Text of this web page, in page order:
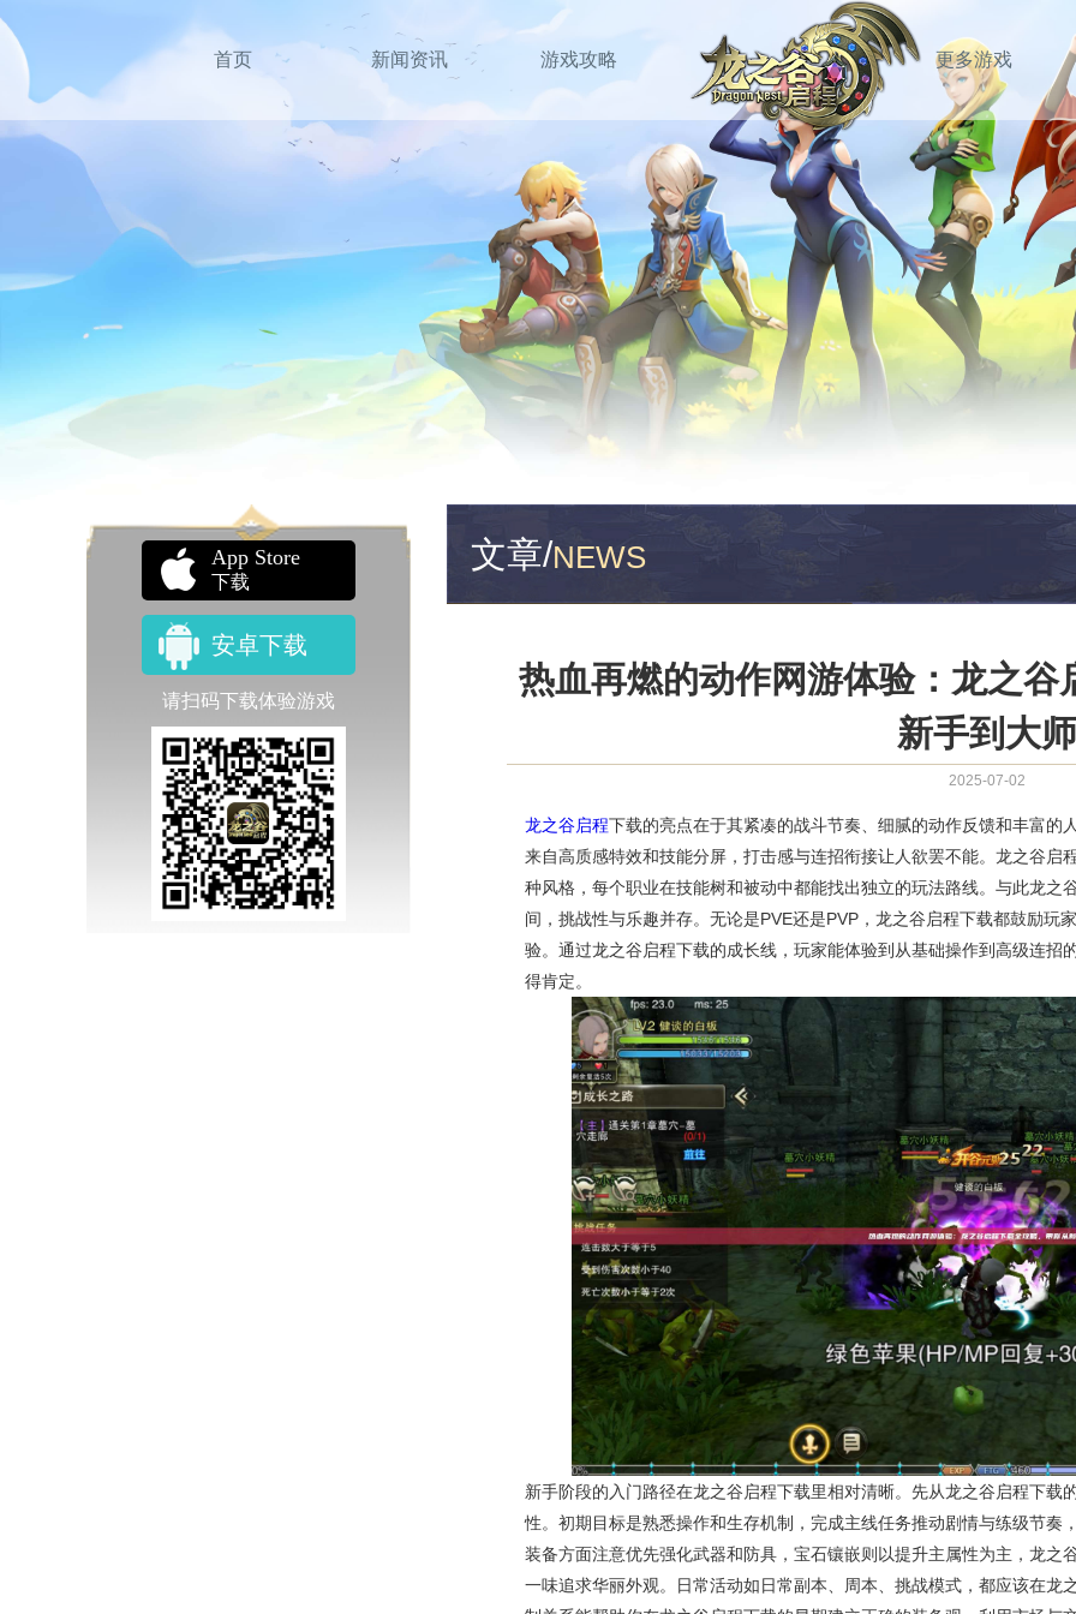
首页 新闻资讯 游戏攻略 更多游戏
App Store
下载
安卓下载
请扫码下载体验游戏
文章/NEWS
热血再燃的动作网游体验：龙之谷
新手到大师
2025-07-02
龙之谷启程下载的亮点在于其紧凑的战斗节奏、细腻的动作反馈和丰富的
来自高质感特效和技能分屏，打击感与连招衔接让人欲罢不能。龙之谷启
种风格，每个职业在技能树和被动中都能找出独立的玩法路线。与此龙之
间，挑战性与乐趣并存。无论是PVE还是PVP，龙之谷启程下载都鼓励玩
验。通过龙之谷启程下载的成长线，玩家能体验到从基础操作到高级连招
得肯定。
新手阶段的入门路径在龙之谷启程下载里相对清晰。先从龙之谷启程下载
性。初期目标是熟悉操作和生存机制，完成主线任务推动剧情与练级节奏
装备方面注意优先强化武器和防具，宝石镶嵌则以提升主属性为主，龙之
一味追求华丽外观。日常活动如日常副本、周本、挑战模式，都应该在龙